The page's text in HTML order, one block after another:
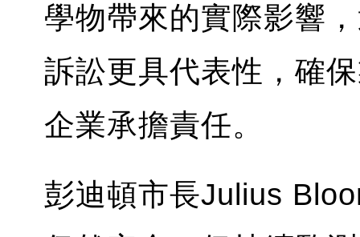
學物帶來的實際影響
訴訟更具代表性，確
企業承擔責任。
彭迪頓市長Julius